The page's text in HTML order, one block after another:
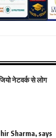
नेटवर्क से लोग
Sharma, says